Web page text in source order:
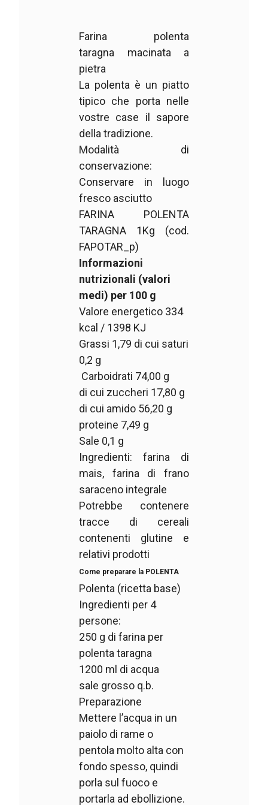
Farina polenta
taragna macinata a
pietra
La polenta è un piatto
tipico che porta nelle
vostre case il sapore
della tradizione.
Modalità di
conservazione:
Conservare in luogo
fresco asciutto
FARINA POLENTA
TARAGNA 1Kg (cod.
FAPOTAR_p)
Informazioni
nutrizionali (valori
medi) per 100 g
Valore energetico 334
kcal / 1398 KJ
Grassi 1,79 di cui saturi
0,2 g
Carboidrati 74,00 g
di cui zuccheri 17,80 g
di cui amido 56,20 g
proteine 7,49 g
Sale 0,1 g
Ingredienti: farina di
mais, farina di frano
saraceno integrale
Potrebbe contenere
tracce di cereali
contenenti glutine e
relativi prodotti
Come preparare la POLENTA
Polenta (ricetta base)
Ingredienti per 4
persone:
250 g di farina per
polenta taragna
1200 ml di acqua
sale grosso q.b.
Preparazione
Mettere l’acqua in un
paiolo di rame o
pentola molto alta con
fondo spesso, quindi
porla sul fuoco e
portarla ad ebollizione.